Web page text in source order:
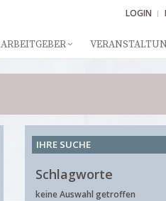
LOGIN
ARBEITGEBER
IHRE SUCHE
Schlagworte
keine Auswahl getroffen